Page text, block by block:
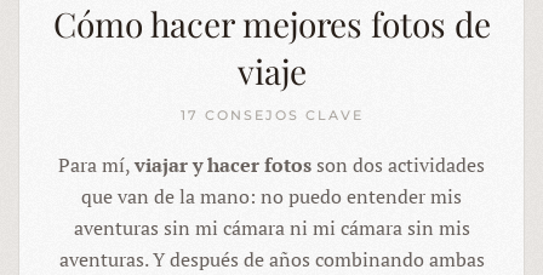
Cómo hacer mejores fotos de
viaje
17 CONSEJOS CLAVE
Para mí,viajar y hacer fotosson dos actividades
que van de la mano: no puedo entender mis
aventuras sin mi cámara ni mi cámara sin mis
aventuras. Y después de años combinando ambas